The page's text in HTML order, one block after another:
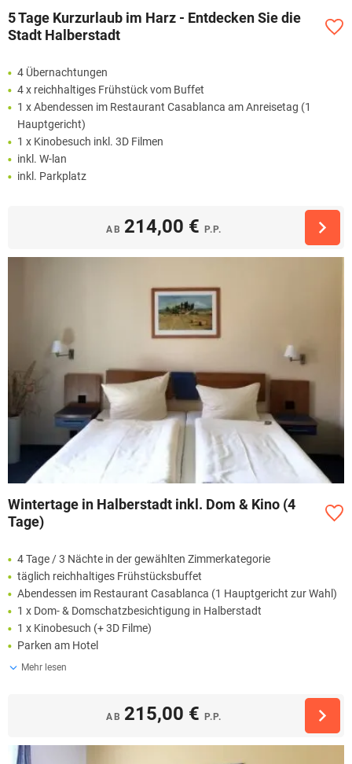
5 Tage Kurzurlaub im Harz - Entdecken Sie die
Stadt Halberstadt
4 Übernachtungen
4 x reichhaltiges Frühstück vom Buffet
1 x Abendessen im Restaurant Casablanca am Anreisetag (1
Hauptgericht)
1 x Kinobesuch inkl. 3D Filmen
inkl. W-lan
inkl. Parkplatz
AB 214,00 € P.P.
Wintertage in Halberstadt inkl. Dom & Kino (4
Tage)
4 Tage / 3 Nächte in der gewählten Zimmerkategorie
täglich reichhaltiges Frühstücksbuffet
Abendessen im Restaurant Casablanca (1 Hauptgericht zur Wahl)
1 x Dom- & Domschatzbesichtigung in Halberstadt
1 x Kinobesuch (+ 3D Filme)
Parken am Hotel
Mehr lesen
AB 215,00 € P.P.